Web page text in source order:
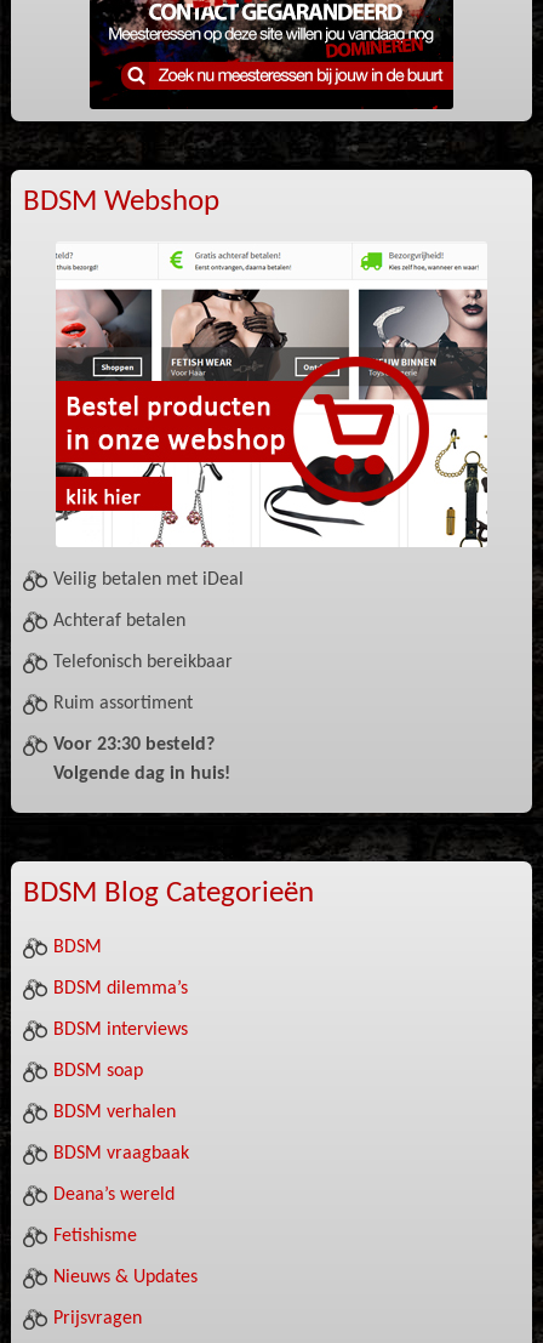
BDSM Webshop
Veilig betalen met iDeal
Achteraf betalen
Telefonisch bereikbaar
Ruim assortiment
Voor 23:30 besteld?
Volgende dag in huis!
BDSM Blog Categorieën
BDSM
BDSM dilemma’s
BDSM interviews
BDSM soap
BDSM verhalen
BDSM vraagbaak
Deana’s wereld
Fetishisme
Nieuws & Updates
Prijsvragen